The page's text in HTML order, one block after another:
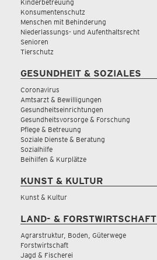
Kinderbetreuung
Konsumentenschutz
Menschen mit Behinderung
Niederlassungs- und Aufenthaltsrecht
Senioren
Tierschutz
GESUNDHEIT & SOZIALES
Coronavirus
Amtsarzt & Bewilligungen
Gesundheitseinrichtungen
Gesundheitsvorsorge & Forschung
Pflege & Betreuung
Soziale Dienste & Beratung
Sozialhilfe
Beihilfen & Kurplätze
KUNST & KULTUR
Kunst & Kultur
LAND- & FORSTWIRTSCHAFT
Agrarstruktur, Boden, Güterwege
Forstwirtschaft
Jagd & Fischerei